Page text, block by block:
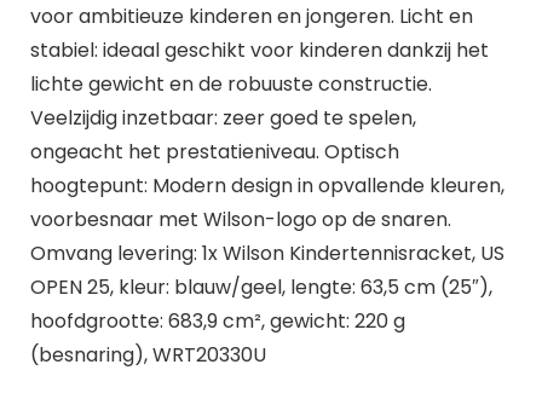
voor ambitieuze kinderen en jongeren. Licht en
stabiel: ideaal geschikt voor kinderen dankzij het
lichte gewicht en de robuuste constructie.
Veelzijdig inzetbaar: zeer goed te spelen,
ongeacht het prestatieniveau. Optisch
hoogtepunt: Modern design in opvallende kleuren,
voorbesnaar met Wilson-logo op de snaren.
Omvang levering: 1x Wilson Kindertennisracket, US
OPEN 25, kleur: blauw/geel, lengte: 63,5 cm (25″),
hoofdgrootte: 683,9 cm², gewicht: 220 g
(besnaring), WRT20330U